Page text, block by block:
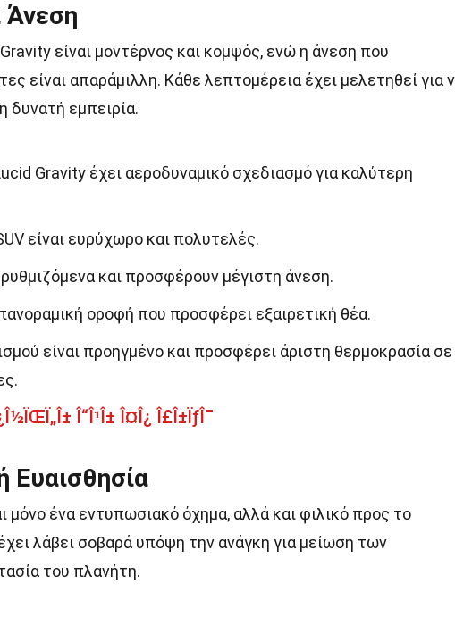
Άνεση
είναι μοντέρνος και κομψός, ενώ η άνεση που
είναι απαράμιλλη. Κάθε λεπτομέρεια έχει μελετηθεί για
δυνατή εμπειρία.
Gravity έχει αεροδυναμικό σχεδιασμό για καλύτερη
είναι ευρύχωρο και πολυτελές.
και προσφέρουν μέγιστη άνεση.
οροφή που προσφέρει εξαιρετική θέα.
είναι προηγμένο και προσφέρει άριστη θερμοκρασία σε
Î“Î¹Î± Î¤Î¿ Î£Î±ÏƒÎ¯
Ευαισθησία
μόνο ένα εντυπωσιακό όχημα, αλλά και φιλικό προς το
λάβει σοβαρά υπόψη την ανάγκη για μείωση των
του πλανήτη.